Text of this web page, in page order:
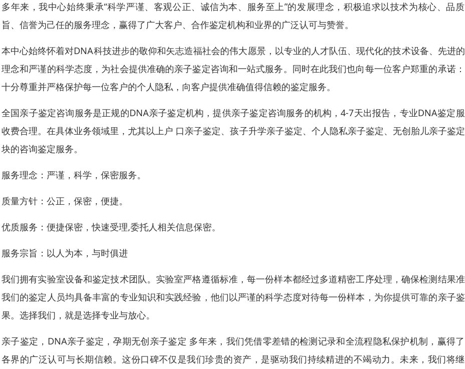
多年来，我中心始终秉承“科学严谨、客观公正、诚信为本、服务至上”的发展理念，积极追求以技术为核心、品
旨、信誉为己任的服务理念，赢得了广大客户、合作鉴定机构和业界的广泛认可与赞誉。
本中心始终怀着对DNA科技进步的敬仰和矢志造福社会的伟大愿景，以专业的人才队伍、现代化的技术设备、先进
理念和严谨的科学态度，为社会提供准确的亲子鉴定咨询和一站式服务。同时在此我们也向每一位客户郑重的承诺
十分尊重并严格保护每一位客户的个人隐私，向客户提供准确值得信赖的鉴定服务。
全国亲子鉴定咨询服务是正规的DNA亲子鉴定机构，提供亲子鉴定咨询服务的机构，4-7天出报告，专业DNA鉴定
收费合理。在具体业务领域里，尤其以上户 口亲子鉴定、孩子升学亲子鉴定、个人隐私亲子鉴定、无创胎儿亲子鉴
块的咨询鉴定服务。
服务理念：严谨，科学，保密服务。
质量方针：公正，保密，便捷。
优质服务：便捷保密，快速受理,委托人相关信息保密。
服务宗旨：以人为本，与时俱进
我们拥有实验室设备和鉴定技术团队。实验室严格遵循标准，每一份样本都经过多道精密工序处理，确保检测结果
我们的鉴定人员均具备丰富的专业知识和实践经验，他们以严谨的科学态度对待每一份样本，为你提供可靠的亲子
果。选择我们，就是选择专业与放心。
亲子鉴定，DNA亲子鉴定，孕期无创亲子鉴定 多年来，我们凭借零差错的检测记录和全流程隐私保护机制，赢得
各界的广泛认可与长期信赖。这份口碑不仅是我们珍贵的资产，是驱动我们持续精进的不竭动力。未来，我们将